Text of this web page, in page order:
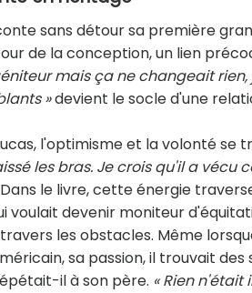
sans détour sa première
de la conception, un lien
mais ça ne changeait rien,
»devient le socle d'une
l'optimisme et la volonté se
les bras. Je crois qu'il a vécu
le livre, cette énergie
voulait devenir moniteur
les obstacles. Même
sa passion, il trouvait des
il à son père. « Rien n'était